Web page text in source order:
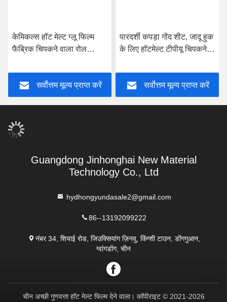
केमिकल्स हॉट मेल्ट ग्लू फिल्म
फैब्रिक चिपकने वाला रोल
Ipad केस के लिए:
सर्वोत्तम मूल्य प्राप्त करें
पारदर्शी कपड़ा गोंद शीट, जादू हुक
के लिए हॉटमेल्ट टीपीयू चिपकने
सर्वोत्तम मूल्य प्राप्त करें
Guangdong Jinhonghai New Material
Technology Co., Ltd
hydhongyundasale2@gmail.com
86--13192099222
नंबर 34, शियाई रोड, जिउक्सियांग ज़िनवु, किंग्शी टाउन, डोंगगुआन,
ग्वांगडोंग, चीन
चीन अच्छी गुणवत्ता हॉट मेल्ट फिल्म देने वाला। कॉपीराइट © 2021-2026